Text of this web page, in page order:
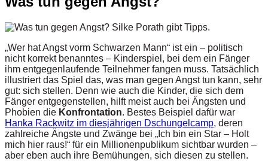
„Wer hat Angst vorm Schwarzen Mann“ ist ein – politisch
nicht korrekt benanntes – Kinderspiel, bei dem ein Fänger
ihm entgegenlaufende Teilnehmer fangen muss. Tatsächlich
illustriert das Spiel das, was man gegen Angst tun kann, sehr
gut: sich stellen. Denn wie auch die Kinder, die sich dem
Fänger entgegenstellen, hilft meist auch bei Ängsten und
Phobien die Konfrontation. Bestes Beispiel dafür war
Hanka Rackwitz im diesjährigen Dschungelcamp, deren
zahlreiche Ängste und Zwänge bei „Ich bin ein Star – Holt
mich hier raus!“ für ein Millionenpublikum sichtbar wurden –
aber eben auch ihre Bemühungen, sich diesen zu stellen.